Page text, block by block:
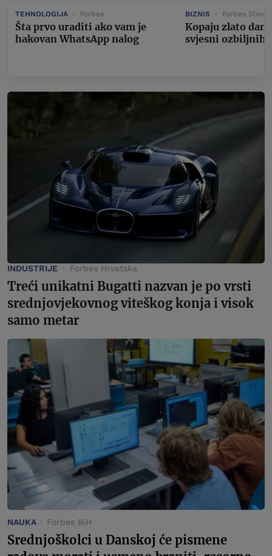
TEHNOLOGIJA Forbes
Šta prvo uraditi ako vam je
hakovan WhatsApp nalog
BIZNIS Forbes
Kopaju zlato dan
svjesni ozbiljnih
INDUSTRIJE Forbes Hrvatska
Treći unikatni Bugatti nazvan je po vrsti
srednjovjekovnog viteškog konja i visok
samo metar
NAUKA Forbes BiH
Srednjoškolci u Danskoj će pismene